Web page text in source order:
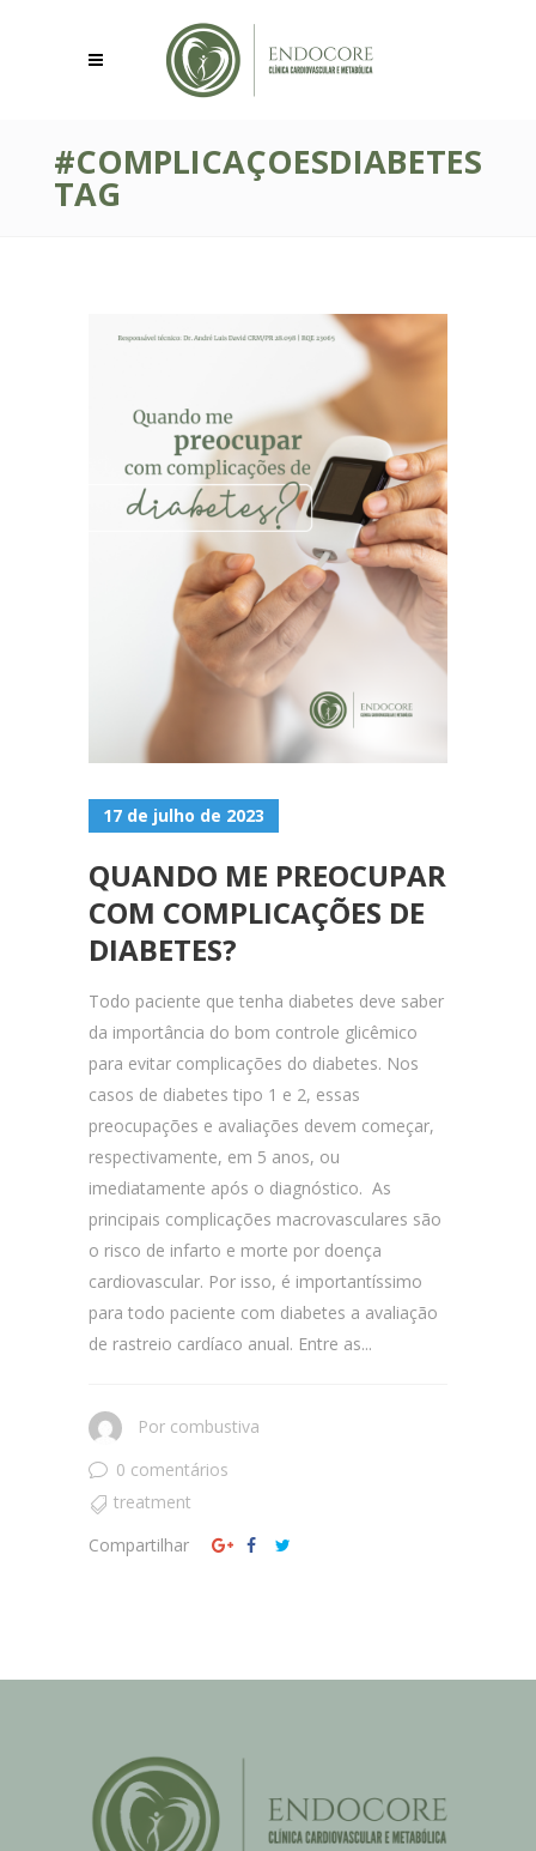
#COMPLICAÇOESDIABETES
TAG
17 de julho de 2023
QUANDO ME PREOCUPAR
COM COMPLICAÇÕES DE
DIABETES?
Todo paciente que tenha diabetes deve saber
da importância do bom controle glicêmico
para evitar complicações do diabetes. Nos
casos de diabetes tipo 1 e 2, essas
preocupações e avaliações devem começar,
respectivamente, em 5 anos, ou
imediatamente após o diagnóstico. As
principais complicações macrovasculares são
o risco de infarto e morte por doença
cardiovascular. Por isso, é importantíssimo
para todo paciente com diabetes a avaliação
de rastreio cardíaco anual. Entre as...
Por combustiva
0 comentários
treatment
Compartilhar